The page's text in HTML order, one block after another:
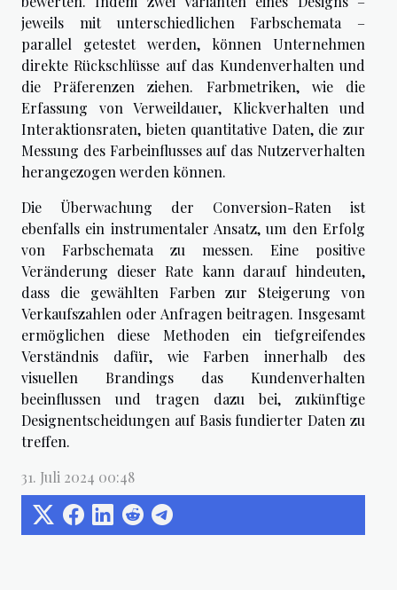
jeweils mit unterschiedlichen Farbschemata –
parallel getestet werden, können Unternehmen
direkte Rückschlüsse auf das Kundenverhalten und
die Präferenzen ziehen. Farbmetriken, wie die
Erfassung von Verweildauer, Klickverhalten und
Interaktionsraten, bieten quantitative Daten, die zur
Messung des Farbeinflusses auf das Nutzerverhalten
herangezogen werden können.
Die Überwachung der Conversion-Raten ist
ebenfalls ein instrumentaler Ansatz, um den Erfolg
von Farbschemata zu messen. Eine positive
Veränderung dieser Rate kann darauf hindeuten,
dass die gewählten Farben zur Steigerung von
Verkaufszahlen oder Anfragen beitragen. Insgesamt
ermöglichen diese Methoden ein tiefgreifendes
Verständnis dafür, wie Farben innerhalb des
visuellen Brandings das Kundenverhalten
beeinflussen und tragen dazu bei, zukünftige
Designentscheidungen auf Basis fundierter Daten zu
treffen.
31. Juli 2024 00:48